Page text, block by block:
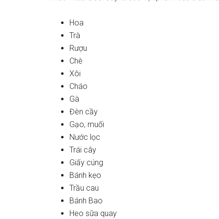
Hoa
Trà
Rượu
Chè
Xôi
Cháo
Gà
Đèn cầy
Gạo, muối
Nước lọc
Trái cây
Giấy cúng
Bánh kẹo
Trầu cau
Bánh Bao
Heo ѕữa quay